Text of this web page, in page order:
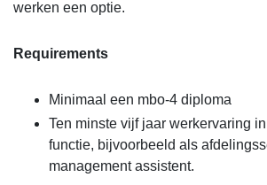
werken een optie.
Requirements
Minimaal een mbo-4 diploma
Ten minste vijf jaar werkervaring
functie, bijvoorbeeld als
management assistent.